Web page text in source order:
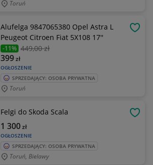
Toruń
Alufelga 9847065380 Opel Astra L
Peugeot Citroen Fiat 5X108 17''
-11% 449,00 zł
OGŁOSZENIE
399zł
SPRZEDAJĄCY: OSOBA PRYWATNA
Toruń
Felgi do Skoda Scala
OGŁOSZENIE
1 300zł
SPRZEDAJĄCY: OSOBA PRYWATNA
Toruń, Bielawy